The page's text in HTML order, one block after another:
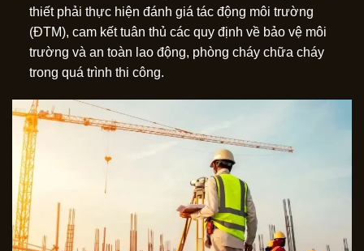
thiết phải thực hiện đánh giá tác động môi trường
(ĐTM), cam kết tuân thủ các quy định về bảo vệ môi
trường và an toàn lao động, phòng cháy chữa cháy
trong quá trình thi công.